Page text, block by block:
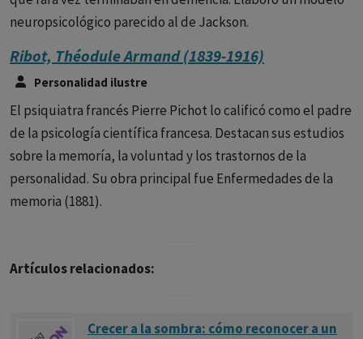
neuropsicológico parecido al de Jackson.
Ribot, Théodule Armand (1839-1916)
Personalidad ilustre
El psiquiatra francés Pierre Pichot lo calificó como el padre
de la psicología científica francesa. Destacan sus estudios
sobre la memoría, la voluntad y los trastornos de la
personalidad. Su obra principal fue Enfermedades de la
memoria (1881).
Artículos relacionados:
Crecer a la sombra: cómo reconocer a un